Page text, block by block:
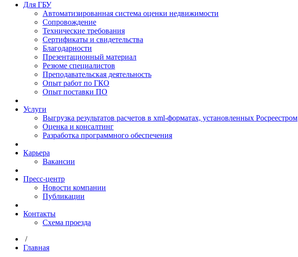
Для ГБУ
Автоматизированная система оценки недвижимости
Сопровождение
Технические требования
Сертификаты и свидетельства
Благодарности
Презентационный материал
Резюме специалистов
Преподавательская деятельность
Опыт работ по ГКО
Опыт поставки ПО
Услуги
Выгрузка результатов расчетов в xml-форматах, установленных Росреестром
Оценка и консалтинг
Разработка программного обеспечения
Карьера
Вакансии
Пресс-центр
Новости компании
Публикации
Контакты
Схема проезда
/
Главная